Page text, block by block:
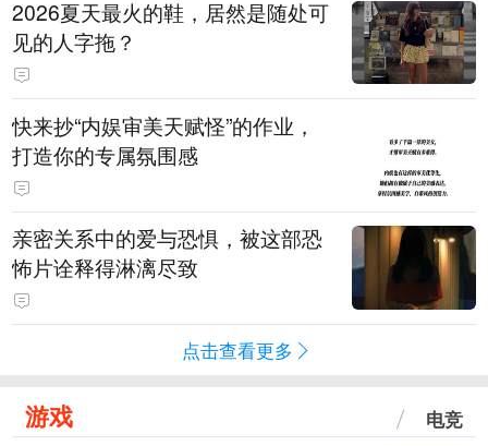
2026夏天最火的鞋，居然是随处可
见的人字拖？
快来抄“内娱审美天赋怪”的作业，
打造你的专属氛围感
亲密关系中的爱与恐惧，被这部恐
怖片诠释得淋漓尽致
点击查看更多
游戏 电竞